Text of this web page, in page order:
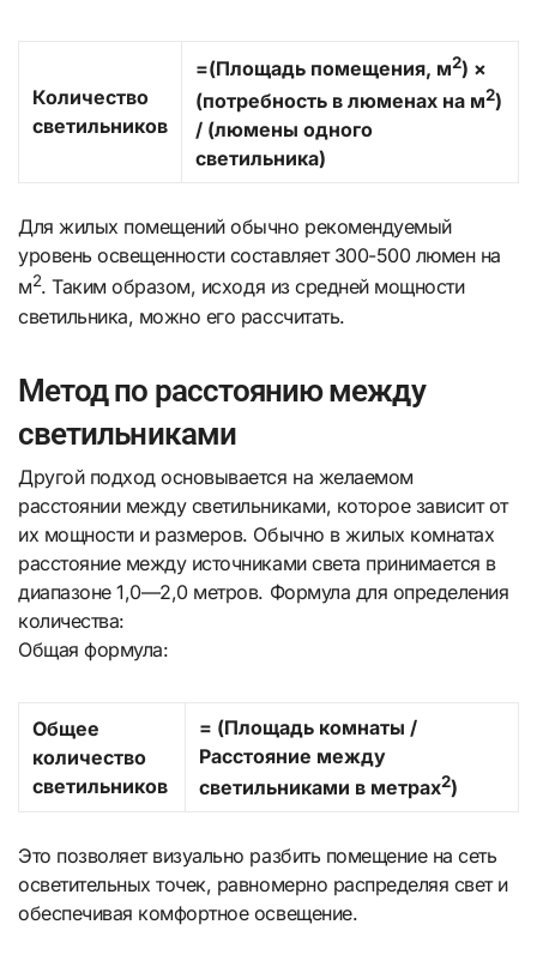
Количество
светильников
=(Площадь помещения, м2) ×
(потребность в люменах на м2)
/ (люмены одного
светильника)
Для жилых помещений обычно рекомендуемый
уровень освещенности составляет 300-500 люмен на
м2. Таким образом, исходя из средней мощности
светильника, можно его рассчитать.
Метод по расстоянию между
светильниками
Другой подход основывается на желаемом
расстоянии между светильниками, которое зависит от
их мощности и размеров. Обычно в жилых комнатах
расстояние между источниками света принимается в
диапазоне 1,0—2,0 метров. Формула для определения
количества:
Общая формула:
Общее
количество
светильников
= (Площадь комнаты /
Расстояние между
светильниками в метрах2)
Это позволяет визуально разбить помещение на сеть
осветительных точек, равномерно распределяя свет и
обеспечивая комфортное освещение.